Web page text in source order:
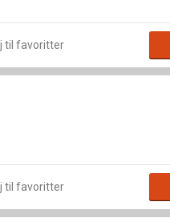
til favoritter
til favoritter